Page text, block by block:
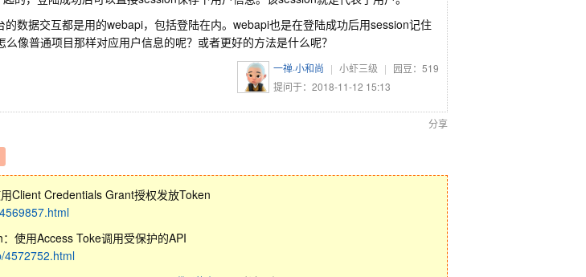
数据交互都是用的webapi，包括登陆在内。webapi也是在登陆成功后用session记住
像普通项目那样对应用户信息的呢？或者更好的方法是什么呢？
一禅·小和尚 | 小虾三级 | 园豆： 519
提问于：2018-11-12 15:13
分享
Client Credentials Grant授权发放Token
使用Access Toke调用受保护的API
4572752.html